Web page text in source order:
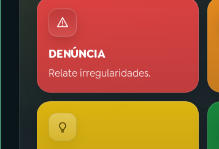
DENÚNCIA
Relate irregularidades.